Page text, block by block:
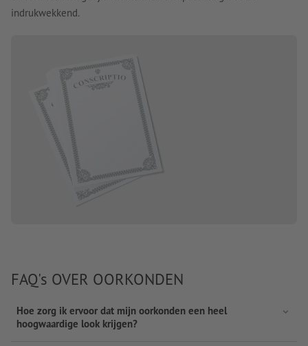
indrukwekkend.
FAQ's OVER OORKONDEN
Hoe zorg ik ervoor dat mijn oorkonden een heel
hoogwaardige look krijgen?